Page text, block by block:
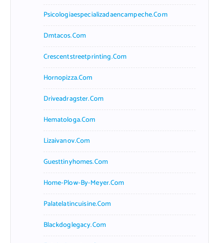
Psicologiaespecializadaencampeche.com
Dmtacos.com
Crescentstreetprinting.com
Hornopizza.com
Driveadragster.com
Hematologa.com
Lizaivanov.com
Guesttinyhomes.com
Home-Plow-By-Meyer.com
Palatelatincuisine.com
Blackdoglegacy.com